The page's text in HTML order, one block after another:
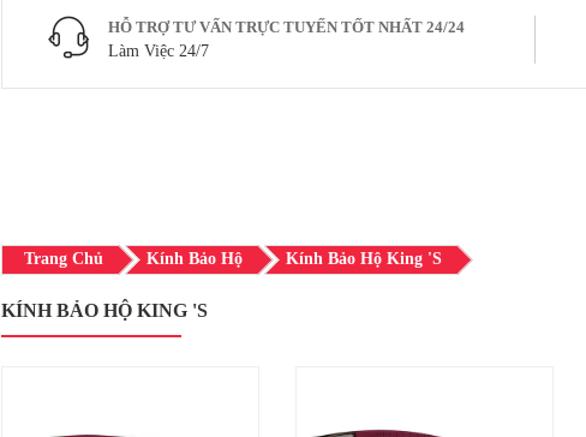
HỖ TRỢ TƯ VẤN TRỰC TUYẾN TỐT NHẤT 24/24
Làm Việc 24/7
Trang Chủ Kính Bảo Hộ Kính Bảo Hộ King 's
KÍNH BẢO HỘ KING 'S